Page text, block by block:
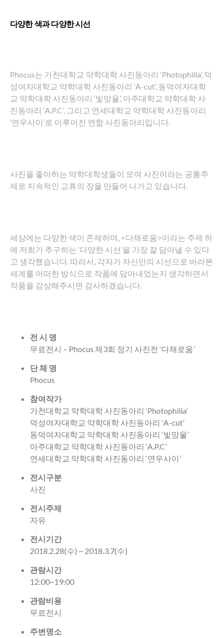
다양한 색과 다양한 시선
Phocus는 가천대학교 약학대학 사진동아리 ‘Photophilia’, 덕
성여자대학교 약학대학 사진동아리 ‘A-cut’, 동덕여자대학
교 약학대학 사진동아리 ‘빛망울’, 아주대학교 약학대학 사
진동아리 ‘A.P.C’, 그리고 연세대학교 약학대학 사진동아리
‘연우사이’로 이루어진 연합 사진동아리입니다.
사진을 좋아하는 약학대학생들이 모여 사진이라는 공통주
제로 지속적인 교류의 장을 만들어 나가고 있습니다.
세상에는 다양한 색이 존재하며, <다채로움>이라는 주제 하
에 저희가 추구하는 ‘다양한 시선’을 가장 잘 담아낼 수 있다
고 생각했습니다. 따라서, 각자가 자신만의 시선으로 바라본
세계를 어떠한 방식으로 작품에 담아내었는지 생각하면서
작품을 감상해주시면 감사하겠습니다.
전 시 명
무료전시 – Phocus 제3회 정기 사진전 ‘다채로움’
단 체 명
Phocus
참여작가
가천대학교 약학대학 사진동아리 ‘Photophilia’
덕성여자대학교 약학대학 사진동아리 ‘A-cut’
동덕여자대학교 약학대학 사진동아리 ‘빛망울’
아주대학교 약학대학 사진동아리 ‘A.P.C’
연세대학교 약학대학 사진동아리 ‘연우사이’
전시구분
사진
전시주제
자유
전시기간
2018.2.28(수) ~ 2018.3.7(수)
관람시간
12:00~19:00
관람비용
무료전시
주변명소